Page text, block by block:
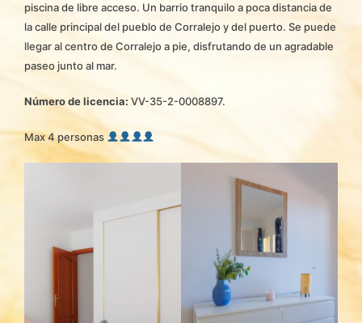
piscina de libre acceso. Un barrio tranquilo a poca distancia de
la calle principal del pueblo de Corralejo y del puerto. Se puede
llegar al centro de Corralejo a pie, disfrutando de un agradable
paseo junto al mar.
Número de licencia: VV-35-2-0008897.
Max 4 personas